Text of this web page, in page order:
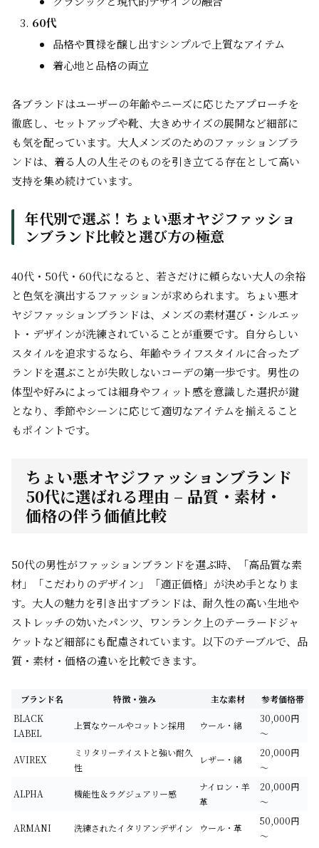
60代
品格や貫禄を醸し出すシンプルで上質なアイテム
着心地と品格の両立
各ブランドはユーザーの年齢やニーズに応じたアプローチを
徹底し、セットアップや靴、大きめサイズの展開など細部に
も気を配っています。大人メンズのためのファッションブラ
ンドは、着る人の人生そのものを引き立てる存在として高い
支持を集め続けています。
年代別で選ぶ！ちょい悪オヤジファッショ
ンブランド比較と選び方の極意
40代・50代・60代になると、若さだけに頼らない大人の余裕
と色気を演出するファッションが求められます。ちょい悪オ
ヤジファッションブランドは、メンズの素材選び・シルエッ
ト・デザインが洗練されていることが重要です。自分らしい
スタイルを追求するなら、年齢やライフスタイルに合ったブ
ランドを選ぶことが失敗しないコーデの第一歩です。男性の
体型や好みによっては細身やフィット感を意識した選択が鍵
となり、季節やシーンに応じて適切なアイテムを揃えること
もポイントです。
ちょい悪オヤジファッションブランド
50代に選ばれる理由 – 品質・素材・
価格の伴う価値比較
50代の男性がファッションブランドを選ぶ時、「高品質な素
材」「こだわりのデザイン」「適正価格」が決め手となりま
す。大人の魅力を引き出すブランドは、耐久性の高い生地や
ストレッチの効いたパンツ、ワンランク上のテーラードジャ
ケットなど細部にも配慮されています。以下のテーブルで、品
質・素材・価格の違いを比較できます。
ブランド名 特徴・強み 主な素材
参考価格帯
BLACK
LABEL
上質なウールやコットン採用 ウール・綿
30,000円
～
AVIREX
ミリタリーテイストと強い耐久
性
レザー・綿
20,000円
～
ALPHA 機能性＆ラグジュアリー感
ナイロン・羊
革
20,000円
～
ARMANI 洗練されたイタリアンデザイン ウール・革
50,000円
～